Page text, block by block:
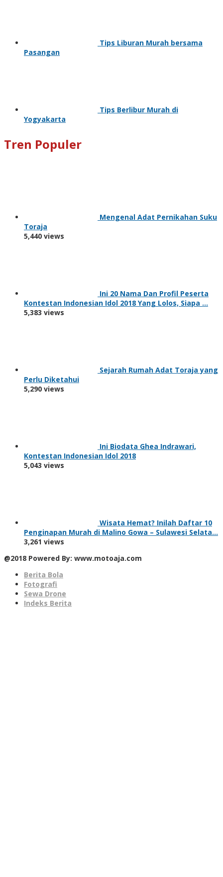
Tips Liburan Murah bersama
Pasangan
Tips Berlibur Murah di
Yogyakarta
Tren Populer
Mengenal Adat Pernikahan Suku
Toraja
5,440 views
Ini 20 Nama Dan Profil Peserta
Kontestan Indonesian Idol 2018 Yang Lolos, Siapa …
5,383 views
Sejarah Rumah Adat Toraja yang
Perlu Diketahui
5,290 views
Ini Biodata Ghea Indrawari,
Kontestan Indonesian Idol 2018
5,043 views
Wisata Hemat? Inilah Daftar 10
Penginapan Murah di Malino Gowa – Sulawesi Selata…
3,261 views
@2018 Powered By: www.motoaja.com
Berita Bola
Fotografi
Sewa Drone
Indeks Berita